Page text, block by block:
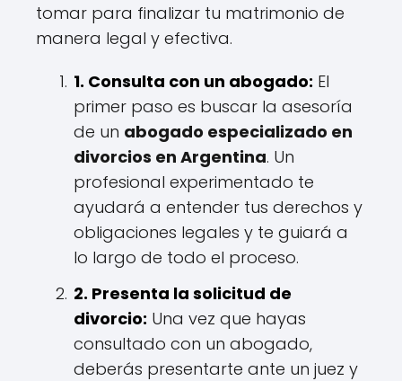
tomar para finalizar tu matrimonio de
manera legal y efectiva.
1. Consulta con un abogado: El
primer paso es buscar la asesoría
de un abogado especializado en
divorcios en Argentina. Un
profesional experimentado te
ayudará a entender tus derechos y
obligaciones legales y te guiará a
lo largo de todo el proceso.
2. Presenta la solicitud de
divorcio: Una vez que hayas
consultado con un abogado,
deberás presentarte ante un juez y